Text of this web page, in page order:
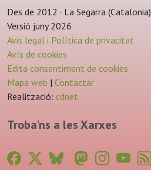
Des de 2012 · La Segarra (Catalonia)
Versió juny 2026
Avis legal i Política de privacitat
Avís de cookies
Edita consentiment de cookies
Mapa web | Contactar
Realització: cdnet
Troba'ns a les Xarxes